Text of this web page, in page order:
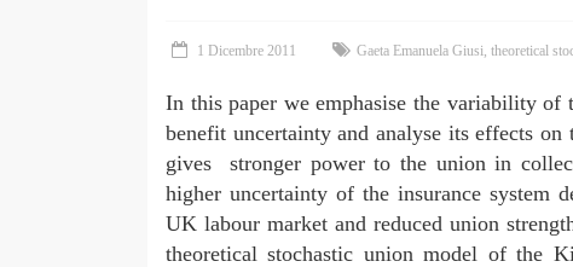
1 Dicembre 2011 Gaeta Emanuela Giusi, theoretical
In this paper we emphasise the variability of
benefit uncertainty and analyse its effects
gives stronger power to the union in
higher uncertainty of the insurance system
UK labour market and reduced union
theoretical stochastic union model of the